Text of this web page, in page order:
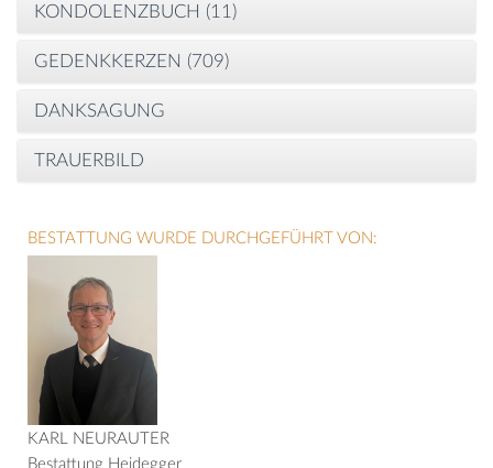
KONDOLENZBUCH (11 )
GEDENKKERZEN (709)
DANKSAGUNG
TRAUERBILD
BESTATTUNG WURDE DURCHGEFÜHRT VON:
KARL NEURAUTER
Bestattung Heidegger